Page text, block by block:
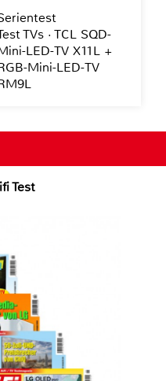
Test
TVs · TCL SQD-
LED-TV X11L +
Mini-LED-TV